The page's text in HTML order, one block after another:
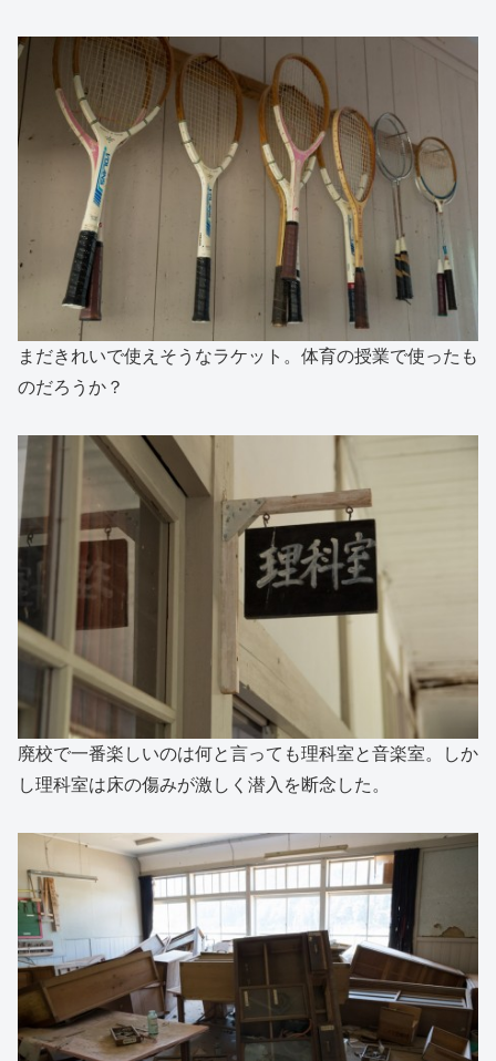
まだきれいで使えそうなラケット。体育の授業で使ったも
のだろうか？
廃校で一番楽しいのは何と言っても理科室と音楽室。しか
し理科室は床の傷みが激しく潜入を断念した。